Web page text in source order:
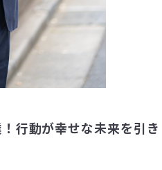
行動が幸せな未来を引き